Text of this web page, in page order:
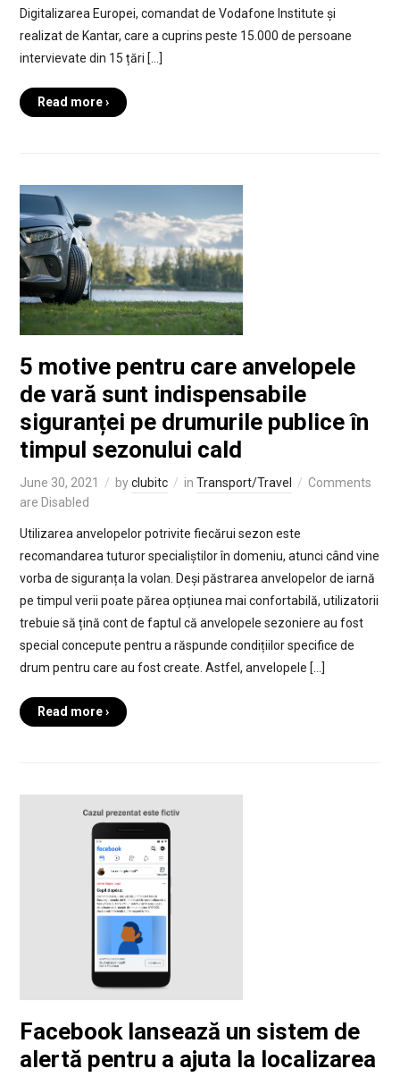
Digitalizarea Europei, comandat de Vodafone Institute și
realizat de Kantar, care a cuprins peste 15.000 de persoane
intervievate din 15 țări […]
Read more ›
5 motive pentru care anvelopele
de vară sunt indispensabile
siguranței pe drumurile publice în
timpul sezonului cald
June 30, 2021 byclubitc in Transport/Travel
Comments
are Disabled
Utilizarea anvelopelor potrivite fiecărui sezon este
recomandarea tuturor specialiștilor în domeniu, atunci când vine
vorba de siguranța la volan. Deși păstrarea anvelopelor de iarnă
pe timpul verii poate părea opțiunea mai confortabilă, utilizatorii
trebuie să țină cont de faptul că anvelopele sezoniere au fost
special concepute pentru a răspunde condițiilor specifice de
drum pentru care au fost create. Astfel, anvelopele […]
Read more ›
Facebook lansează un sistem de
alertă pentru a ajuta la localizarea